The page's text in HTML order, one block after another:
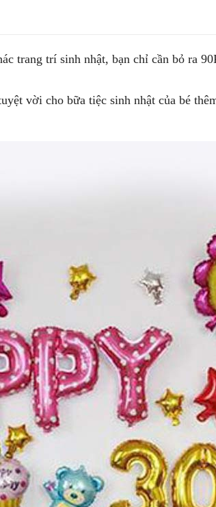
trang trí sinh nhật, bạn chỉ cần bỏ ra
vời cho bữa tiệc sinh nhật của bé